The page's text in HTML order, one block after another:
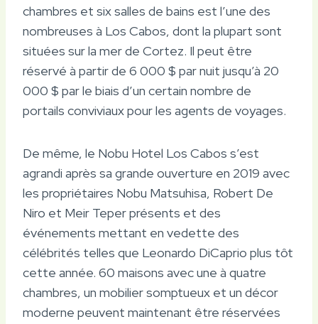
chambres et six salles de bains est l’une des
nombreuses à Los Cabos, dont la plupart sont
situées sur la mer de Cortez. Il peut être
réservé à partir de 6 000 $ par nuit jusqu’à 20
000 $ par le biais d’un certain nombre de
portails conviviaux pour les agents de voyages.
De même, le Nobu Hotel Los Cabos s’est
agrandi après sa grande ouverture en 2019 avec
les propriétaires Nobu Matsuhisa, Robert De
Niro et Meir Teper présents et des
événements mettant en vedette des
célébrités telles que Leonardo DiCaprio plus tôt
cette année. 60 maisons avec une à quatre
chambres, un mobilier somptueux et un décor
moderne peuvent maintenant être réservées